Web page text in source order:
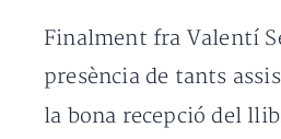
Finalment fra Valentí
presència de tants
la bona recepció del